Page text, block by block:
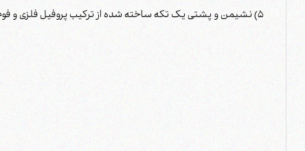
5) نشیمن و پشتی یک تکه ساخته شده از ترکیب پروفیل فلزی و فوم سرد قالبی